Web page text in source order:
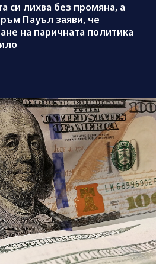
си лихва без промяна, а
Пауъл заяви, че
на паричната политика